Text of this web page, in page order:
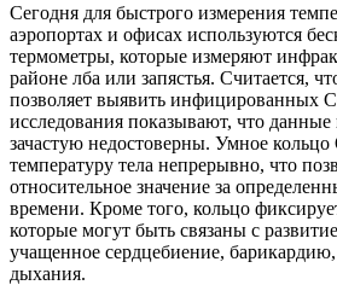
Сегодня для быстрого измерения
аэропортах и офисах используются
термометры, которые измеряют
районе лба или запястья. Считается,
позволяет выявить инфицированных
исследования показывают, что
зачастую недостоверны. Умное кольцо
температуру тела непрерывно, что
относительное значение за
времени. Кроме того, кольцо
которые могут быть связаны с
учащенное сердцебиение,
дыхания.